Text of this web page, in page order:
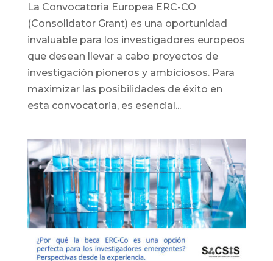
La Convocatoria Europea ERC-CO
(Consolidator Grant) es una oportunidad
invaluable para los investigadores europeos
que desean llevar a cabo proyectos de
investigación pioneros y ambiciosos. Para
maximizar las posibilidades de éxito en
esta convocatoria, es esencial...